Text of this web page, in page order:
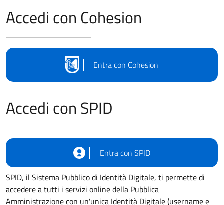
Accedi con Cohesion
Entra con Cohesion
Accedi con SPID
Entra con SPID
SPID, il Sistema Pubblico di Identità Digitale, ti permette di
accedere a tutti i servizi online della Pubblica
Amministrazione con un'unica Identità Digitale (username e